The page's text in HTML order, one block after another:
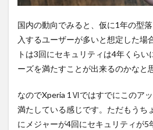
国内の動向でみると、仮に1年の型
入するユーザーが多いと想定した場
トは3回にセキュリティは4年くら
ーズを満たすことが出来るのかなと
なのでXperia 1Ⅵではすでにこのア
満たしている感じです。ただもうち
にメジャーが4回にセキュリティが5